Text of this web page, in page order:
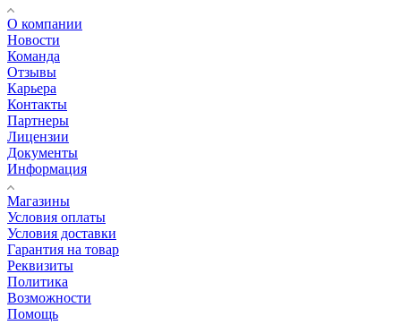
О компании
Новости
Команда
Отзывы
Карьера
Контакты
Партнеры
Лицензии
Документы
Информация
Магазины
Условия оплаты
Условия доставки
Гарантия на товар
Реквизиты
Политика
Возможности
Помощь